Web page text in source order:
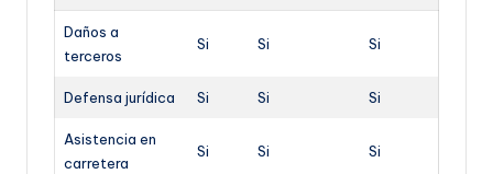
Daños a
terceros
Si Si Si
Defensa jurídica Si Si Si
Asistencia en
carretera
Si Si Si